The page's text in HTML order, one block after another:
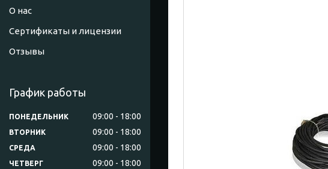
О нас
Сертификаты и лицензии
Отзывы
График работы
ПОНЕДЕЛЬНИК 09:00 18:00
ВТОРНИК 09:00 18:00
СРЕДА 09:00 18:00
ЧЕТВЕРГ 09:00 18:00